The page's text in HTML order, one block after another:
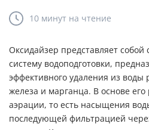
10 минут на чтение
Оксидайзер представляет
систему водоподготовки,
эффективного удаления из
железа и марганца. В основе
аэрации, то есть насыщения
последующей фильтрацией